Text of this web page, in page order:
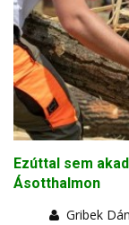
Ezúttal sem
Ásotthalmon
Gribek